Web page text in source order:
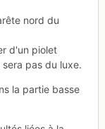
nord du
d'un piolet
pas du luxe.
la partie basse